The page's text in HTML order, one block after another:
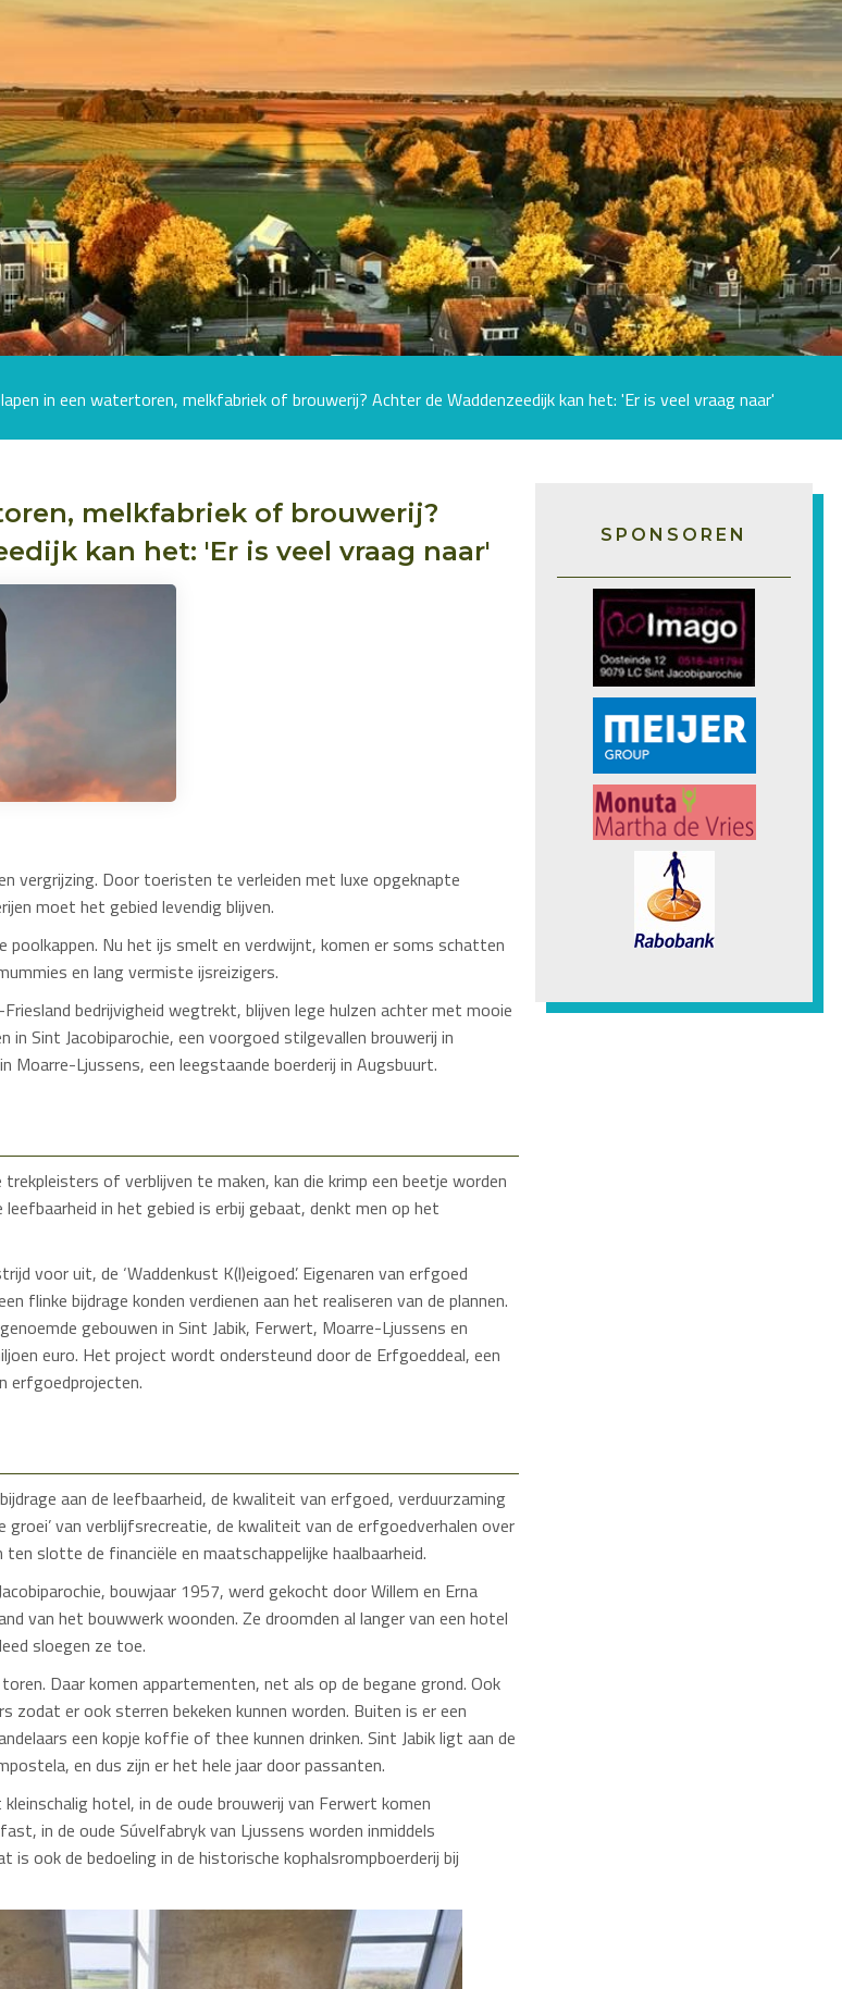
in een watertoren, melkfabriek of brouwerij? Achter de Waddenzeedijk kan het: 'Er is veel vraag naar'
melkfabriek of brouwerij?
kan het: 'Er is veel vraag naar'
vergrijzing. Door toeristen te verleiden met luxe opgeknapte
moet het gebied levendig blijven.
poolkappen. Nu het ijs smelt en verdwijnt, komen er soms schatten
en lang vermiste ijsreizigers.
bedrijvigheid wegtrekt, blijven lege hulzen achter met mooie
Sint Jacobiparochie, een voorgoed stilgevallen brouwerij in
Moarre-Ljussens, een leegstaande boerderij in Augsbuurt.
of verblijven te maken, kan die krimp een beetje worden
in het gebied is erbij gebaat, denkt men op het
voor uit, de ‘Waddenkust K(l)eigoed’. Eigenaren van erfgoed
flinke bijdrage konden verdienen aan het realiseren van de plannen.
gebouwen in Sint Jabik, Ferwert, Moarre-Ljussens en
euro. Het project wordt ondersteund door de Erfgoeddeal, een
erfgoedprojecten.
aan de leefbaarheid, de kwaliteit van erfgoed, verduurzaming
groei’ van verblijfsrecreatie, de kwaliteit van de erfgoedverhalen over
slotte de financiële en maatschappelijke haalbaarheid.
bouwjaar 1957, werd gekocht door Willem en Erna
van het bouwwerk woonden. Ze droomden al langer van een hotel
sloegen ze toe.
Daar komen appartementen, net als op de begane grond. Ook
er ook sterren bekeken kunnen worden. Buiten is er een
een kopje koffie of thee kunnen drinken. Sint Jabik ligt aan de
en dus zijn er het hele jaar door passanten.
hotel, in de oude brouwerij van Ferwert komen
in de oude Súvelfabryk van Ljussens worden inmiddels
is ook de bedoeling in de historische kophalsrompboerderij bij
SPONSOREN